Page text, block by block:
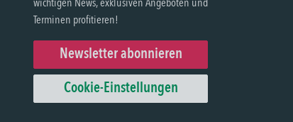
wichtigen News, exklusiven Angeboten und
Terminen profitieren!
Newsletter abonnieren
Cookie-Einstellungen